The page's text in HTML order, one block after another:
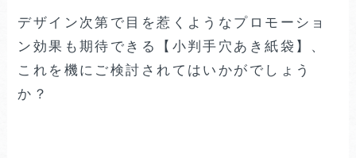
デザイン次第で目を惹くようなプロモーショ
ン効果も期待できる【小判手穴あき紙袋】、
これを機にご検討されてはいかがでしょう
か？